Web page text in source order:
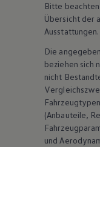
Bitte
Übersicht der
Ausstattungen.
Die
beziehen sich
nicht
(Anbauteile,
und